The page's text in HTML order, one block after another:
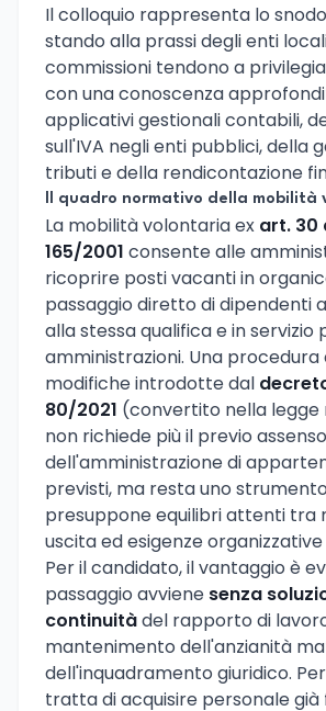
Il colloquio rappresenta lo
stando alla prassi degli enti
commissioni tendono a
con una conoscenza
applicativi gestionali contabili,
sull'IVA negli enti pubblici, della
tributi e della rendicontazione
Il quadro normativo della mobilità
La mobilità volontaria ex art. 30
165/2001 consente alle
ricoprire posti vacanti in
passaggio diretto di dipendenti
alla stessa qualifica e in servizio
amministrazioni. Una procedura
modifiche introdotte dal
80/2021 (convertito nella legge
non richiede più il previo assenso
dell'amministrazione di
previsti, ma resta uno
presuppone equilibri attenti tra
uscita ed esigenze
Per il candidato, il vantaggio è
passaggio avviene senza
continuitàdel rapporto di
mantenimento dell'anzianità
dell'inquadramento giuridico.
tratta di acquisire personale